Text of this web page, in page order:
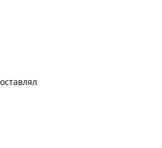
растений;
и веток;